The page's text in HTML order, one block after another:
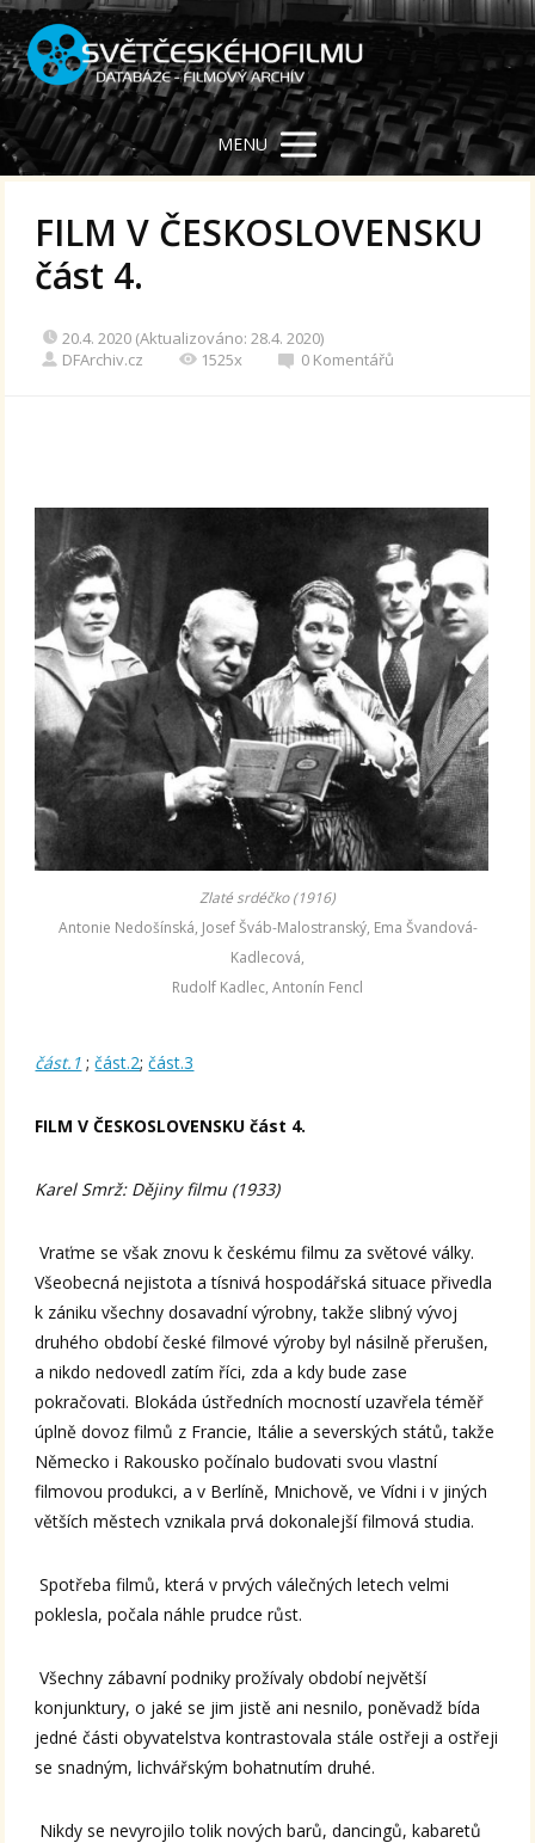
MENU
FILM V ČESKOSLOVENSKU
část 4.
20.4. 2020 (Aktualizováno: 28.4. 2020)
DFArchiv.cz
1525x 0 Komentářů
Zlaté srdéčko (1916)
Antonie Nedošínská, Josef Šváb-Malostranský, Ema Švandová-
Kadlecová,
Rudolf Kadlec, Antonín Fencl
část.1 ;část.2;část.3
FILM V ČESKOSLOVENSKU část 4.
Karel Smrž: Dějiny filmu (1933)
Vraťme se však znovu k českému filmu za světové války.
Všeobecná nejistota a tísnivá hospodářská situace přivedla
k zániku všechny dosavadní výrobny, takže slibný vývoj
druhého období české filmové výroby byl násilně přerušen,
a nikdo nedovedl zatím říci, zda a kdy bude zase
pokračovati. Blokáda ústředních mocností uzavřela téměř
úplně dovoz filmů z Francie, Itálie a severských států, takže
Německo i Rakousko počínalo budovati svou vlastní
filmovou produkci, a v Berlíně, Mnichově, ve Vídni i v jiných
větších městech vznikala prvá dokonalejší filmová studia.
Spotřeba filmů, která v prvých válečných letech velmi
poklesla, počala náhle prudce růst.
Všechny zábavní podniky prožívaly období největší
konjunktury, o jaké se jim jistě ani nesnilo, poněvadž bída
jedné části obyvatelstva kontrastovala stále ostřeji a ostřeji
se snadným, lichvářským bohatnutím druhé.
Nikdy se nevyrojilo tolik nových barů, dancingů, kabaretů